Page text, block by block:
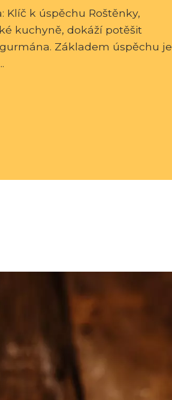
Klíč k úspěchu Roštěnky,
kuchyně, dokáží potěšit
Základem úspěchu je